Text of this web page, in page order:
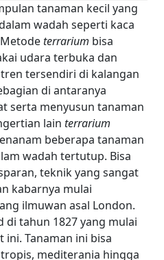
tanaman kecil yang
wadah seperti kaca
terrarium bisa
udara terbuka dan
tersendiri di kalangan
di antaranya
serta menyusun tanaman
lain terrarium
beberapa tanaman
wadah tertutup. Bisa
teknik yang sangat
kabarnya mulai
ilmuwan asal London.
di tahun 1827 yang mulai
ini. Tanaman ini bisa
mediterania hingga